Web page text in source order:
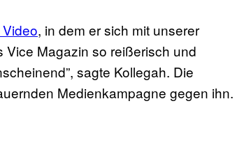
, in dem er sich mit unserer
Vice Magazin so reißerisch und
sagte Kollegah. Die
Medienkampagne gegen ihn.